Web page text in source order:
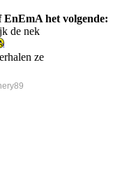
EnEmA het volgende:
de nek
ze